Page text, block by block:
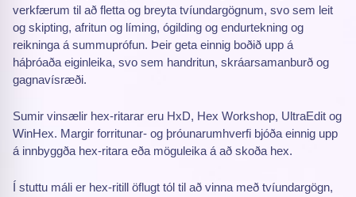
verkfærum til að fletta og breyta tvíundargögnum, svo sem leit
og skipting, afritun og líming, ógilding og endurtekning og
reikninga á summuprófun. Þeir geta einnig boðið upp á
háþróaða eiginleika, svo sem handritun, skráarsamanburð og
gagnavísræði.
Sumir vinsælir hex-ritarar eru HxD, Hex Workshop, UltraEdit og
WinHex. Margir forritunar- og þróunarumhverfi bjóða einnig upp
á innbyggða hex-ritara eða möguleika á að skoða hex.
Í stuttu máli er hex-ritill öflugt tól til að vinna með tvíundargögn,